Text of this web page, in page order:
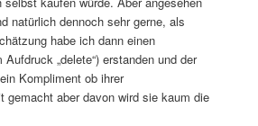
natürlich dennoch sehr gerne, als
habe ich dann einen
„delete“) erstanden und der
Kompliment ob ihrer
gemacht aber davon wird sie kaum die